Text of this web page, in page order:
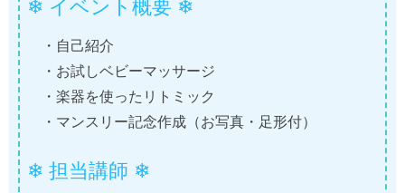
❄ イベント概要 ❄
・自己紹介
・お試しベビーマッサージ
・楽器を使ったリトミック
・マンスリー記念作成（お写真・足形付）
❄ 担当講師 ❄